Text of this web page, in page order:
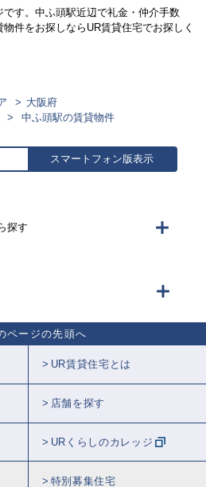
す。中ふ頭駅近辺で礼金・仲介手数
件をお探しならUR賃貸住宅でお探しく
大阪府
中ふ頭駅の賃貸物件
スマートフォン版表示
探す
ページの先頭へ
UR賃貸住宅とは
店舗を探す
URくらしのカレッジ
特別募集住宅